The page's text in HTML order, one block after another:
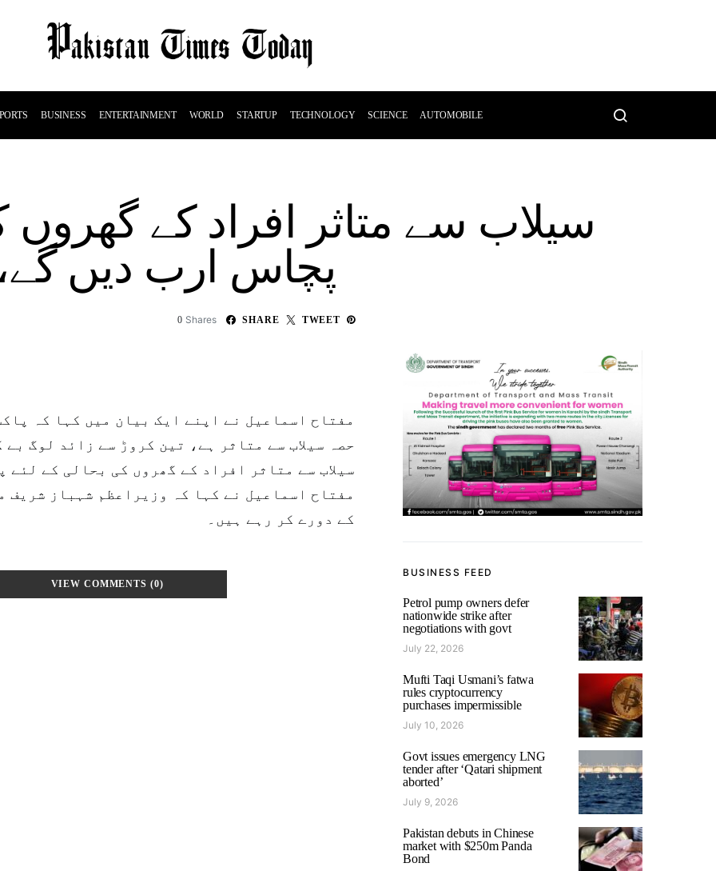
BUSINESS ENTERTAINMENT WORLD STARTUP TECHNOLOGY SCIENCE AUTOMOBILE
سیلاب سے متاثر افراد کے گھروں
پچاس ارب دیں
0 Shares SHARE TWEET
مفتاح اسماعیل نے اپنے ایک بیان میں کہا کہ
حصہ سیلاب سے متاثر ہے، تین کروڑ سے زائد لوگ
سیلاب سے متاثر افراد کے گھروں کی بحالی کے لئے
مفتاح اسماعیل نے کہا کہ وزیراعظم شہباز شریف
کے دورے کر رہے ہیں۔
VIEW COMMENTS (0)
BUSINESS FEED
Petrol pump owners defer
nationwide strike after
negotiations with govt
July 22, 2026
Mufti Taqi Usmani’s fatwa
rules cryptocurrency
purchases impermissible
July 10, 2026
Govt issues emergency LNG
tender after ‘Qatari shipment
aborted’
July 9, 2026
Pakistan debuts in Chinese
market with $250m Panda
Bond